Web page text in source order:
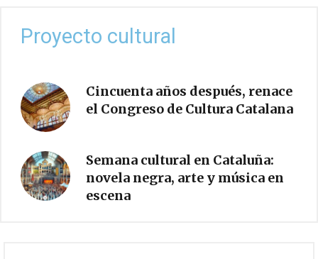
Proyecto cultural
Cincuenta años después, renace
el Congreso de Cultura Catalana
Semana cultural en Cataluña:
novela negra, arte y música en
escena